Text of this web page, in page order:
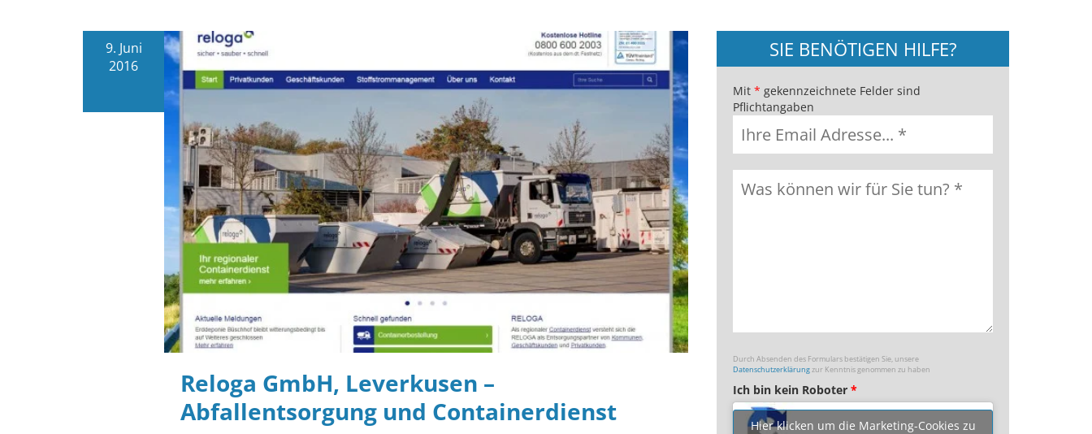
9. Juni
2016
Reloga GmbH, Leverkusen –
Abfallentsorgung und Containerdienst
SIE BENÖTIGEN HILFE?
Mit * gekennzeichnete Felder sind
Pflichtangaben
Durch Absenden des Formulars bestätigen Sie, unsere
Datenschutzerklärungzur Kenntnis genommen zu haben
Ich bin kein Roboter *
Hier klicken um die Marketing-Cookies zu